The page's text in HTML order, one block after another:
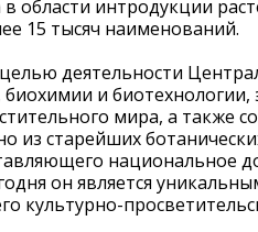
области интродукции
15 тысяч наименований.
деятельности
и
мира, а также
из старейших
он является
культурно-